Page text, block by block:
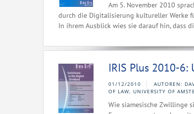
Am 5. November 2010
durch die Digitalisierung kultureller Werke
In ihrem Ausblick wies sie darauf hin, dass
IRIS Plus 2010-
01/12/2010
AUTOREN:
OF LAW, UNIVERSITY OF
Wie siamesische Zwillinge